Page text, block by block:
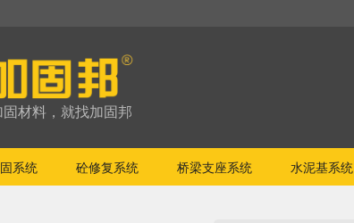
固材料，就找加固邦
系统 砼修复系统 桥梁支座系统 水泥基系统